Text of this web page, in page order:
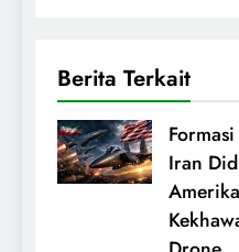
Berita Terkait
Iran